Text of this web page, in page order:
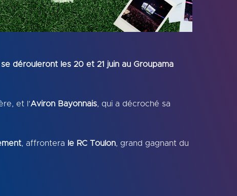
dérouleront les 20 et 21 juin au Groupama
et l’Aviron Bayonnais, qui a décroché sa
, affrontera le RC Toulon, grand gagnant du